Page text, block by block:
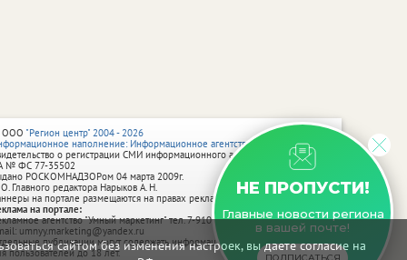
сайтом без изменения настроек, вы даете согласие на
НЕ ПРОПУСТИ!
Главные новости региона
в вашей почте!
"Регион центр" 2004 - 2026
наполнение: Информационное агентство vRossii.ru
о регистрации СМИ информационного агентства vRossii.ru
№ ФС 77‑35502
РОСКОМНАДЗОРом 04 марта 2009г.
Главного редактора Нарыков А. Н.
на портале размещаются на правах рекламы.
на портале:
агентство "Умный маркетинг" тел. 7-910-267-70-40,
umnyy.marketing@yandex.ru
публикации могут содержать информацию, не предназначенную
пользователей до 18 лет.